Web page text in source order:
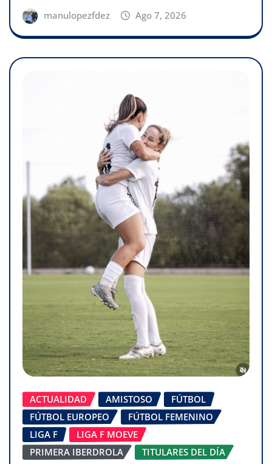
manulopezfdez Ago 7, 2026
ACTUALIDAD AMISTOSO
FÚTBOL
FÚTBOL EUROPEO
FÚTBOL FEMENINO
LIGA F
LIGA F MOEVE
PRIMERA IBERDROLA
TITULARES DEL DÍA